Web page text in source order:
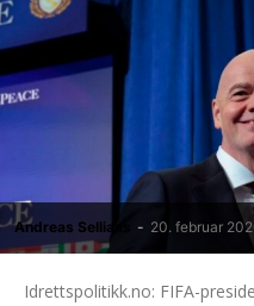
Andreas Selliaas - 20. februar
Idrettspolitikk.no: FIFA-